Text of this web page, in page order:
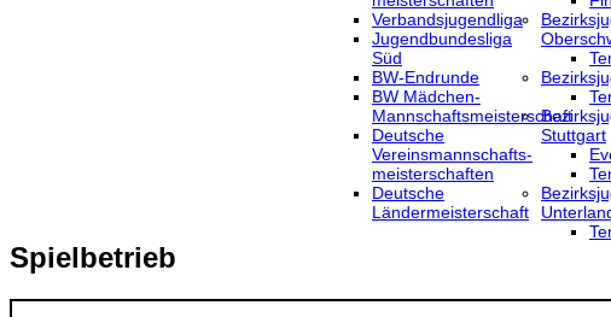
Verbandsjugendliga
Jugendbundesliga
Süd
BW-Endrunde
BW Mädchen-
Mannschaftsmeisterschaft
Deutsche
Vereinsmannschafts-
meisterschaften
Deutsche
Ländermeisterschaft
Stuttgart
Spielbetrieb